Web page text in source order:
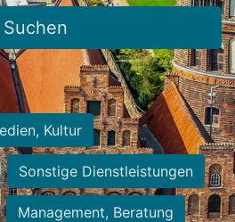
Suchen
Kultur
Sonstige Dienstleistungen
Management, Beratung